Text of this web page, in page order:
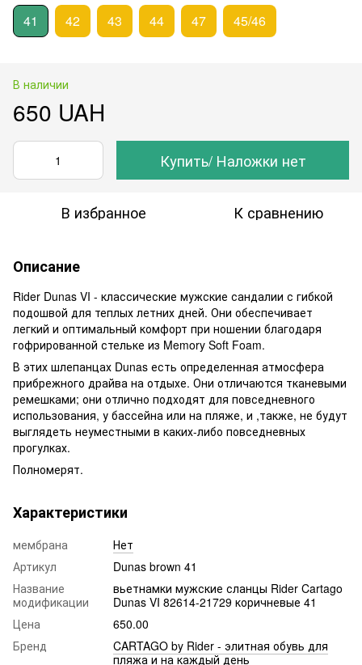
41 42 43 44 47 45/46
В наличии
650 UAH
Купить/ Наложки нет
В избранное К сравнению
Описание
Rider Dunas VI - классические мужские сандалии с гибкой
подошвой для теплых летних дней. Они обеспечивает
легкий и оптимальный комфорт при ношении благодаря
гофрированной стельке из Memory Soft Foam.
В этих шлепанцах Dunas есть определенная атмосфера
прибрежного драйва на отдыхе. Они отличаются тканевыми
ремешками; они отлично подходят для повседневного
использования, у бассейна или на пляже, и ,также, не будут
выглядеть неуместными в каких-либо повседневных
прогулках.
Полномерят.
Характеристики
мембрана
Нет
Артикул
Dunas brown 41
Название
модификации
вьетнамки мужские сланцы Rider Cartago
Dunas VI 82614-21729 коричневые 41
Цена
650.00
Бренд
CARTAGO by Rider - элитная обувь для
пляжа и на каждый день